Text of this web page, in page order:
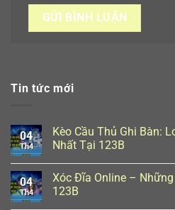
Tin tức mới
04
Th4
Kèo Cầu Thủ Ghi Bàn:
Nhất Tại 123B
04
Th4
Xóc Đĩa Online –
123B